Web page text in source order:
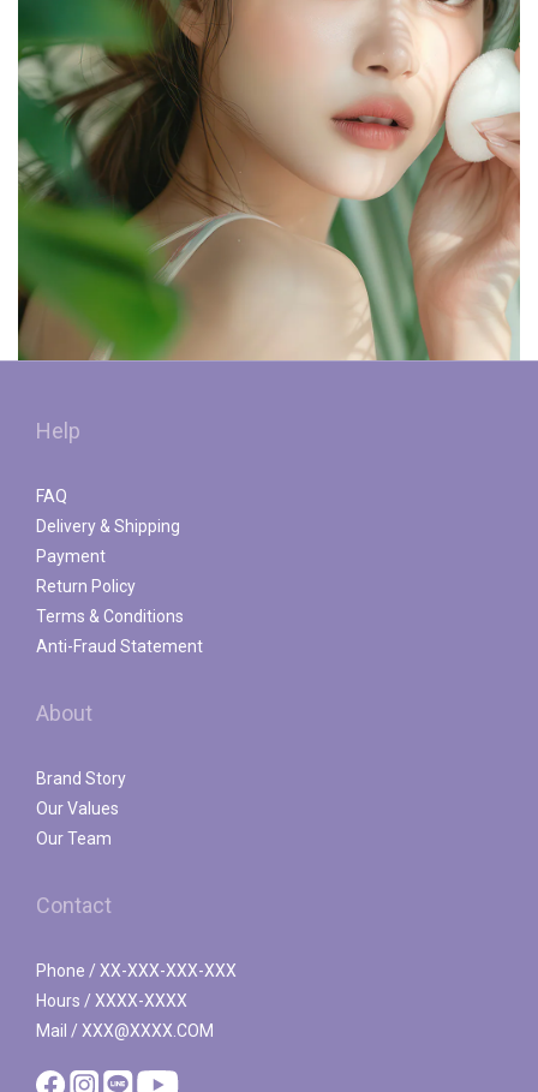
Help
FAQ
Delivery & Shipping
Payment
Return Policy
Terms & Conditions
Anti-Fraud Statement
About
Brand Story
Our Values
Our Team
Contact
Phone / XX-XXX-XXX-XXX
Hours / XXXX-XXXX
Mail / XXX@XXXX.COM